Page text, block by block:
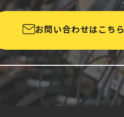
お問い合わせはこちら